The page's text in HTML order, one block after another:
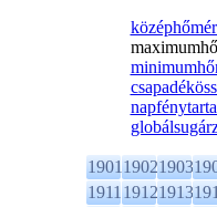
190119021903
191119121913